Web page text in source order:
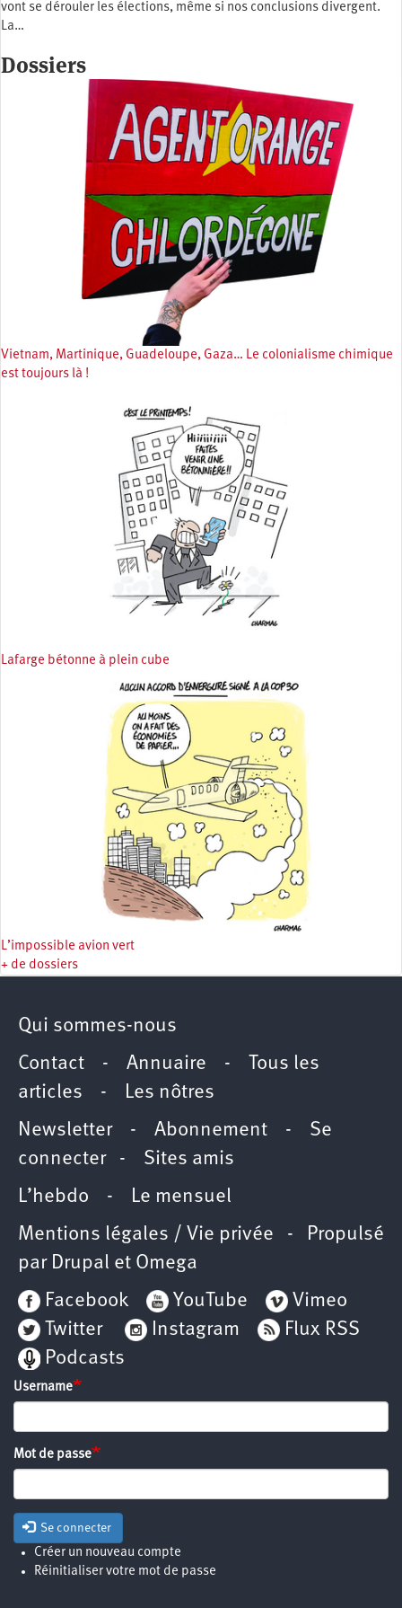
vont se dérouler les élections, même si nos conclusions divergent.
La…
Dossiers
Vietnam, Martinique, Guadeloupe, Gaza… Le colonialisme chimique
est toujours là !
Lafarge bétonne à plein cube
L’impossible avion vert
+ de dossiers
Qui sommes-nous
Contact - Annuaire -
Tous les
articles - Les nôtres
Newsletter- Abonnement - Se
connecter- Sites amis
L’hebdo - Le mensuel
Mentions légales / Vie privée - Propulsé
par Drupal et Omega
Facebook
YouTube
Vimeo
Twitter
Instagram
Flux RSS
Podcasts
Username
Mot de passe
Se connecter
Créer un nouveau compte
Réinitialiser votre mot de passe